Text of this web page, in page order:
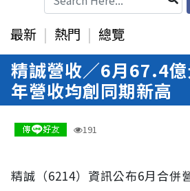
最新 熱門 總覽
精誠營收／6月67.4
年營收均創同期新高
191
精誠（6214）資訊公布6月合併